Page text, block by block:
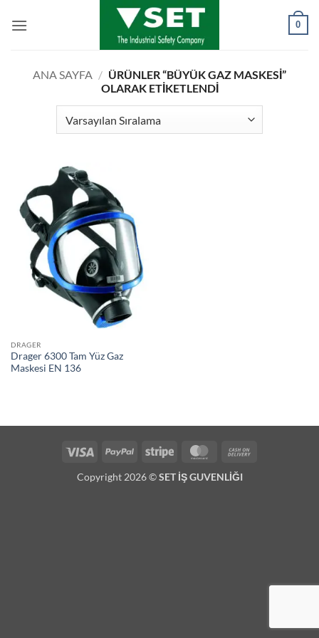
atla
0
ANA SAYFA / ÜRÜNLER “BÜYÜK GAZ MASKESI”
OLARAK ETIKETLENDI
DRAGER
Drager 6300 Tam Yüz Gaz
Maskesi EN 136
Visa PayPal Stripe MasterCard
Copyright 2026 ©SET İŞ GUVENLİĞI